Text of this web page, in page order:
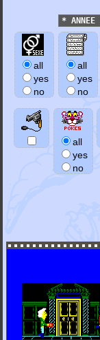
all
yes
no
all
yes
no
all
yes
no